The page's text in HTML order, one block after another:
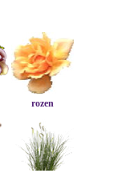
rozen